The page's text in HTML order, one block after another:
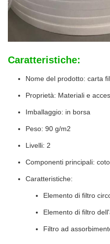
Caratteristiche:
Nome del prodotto: carta
Proprietà: Materiali e
Imballaggio: in borsa
Peso: 90 g/m2
Livelli: 2
Componenti principali:
Caratteristiche:
Elemento di filtro
Elemento di filtro
Filtro ad